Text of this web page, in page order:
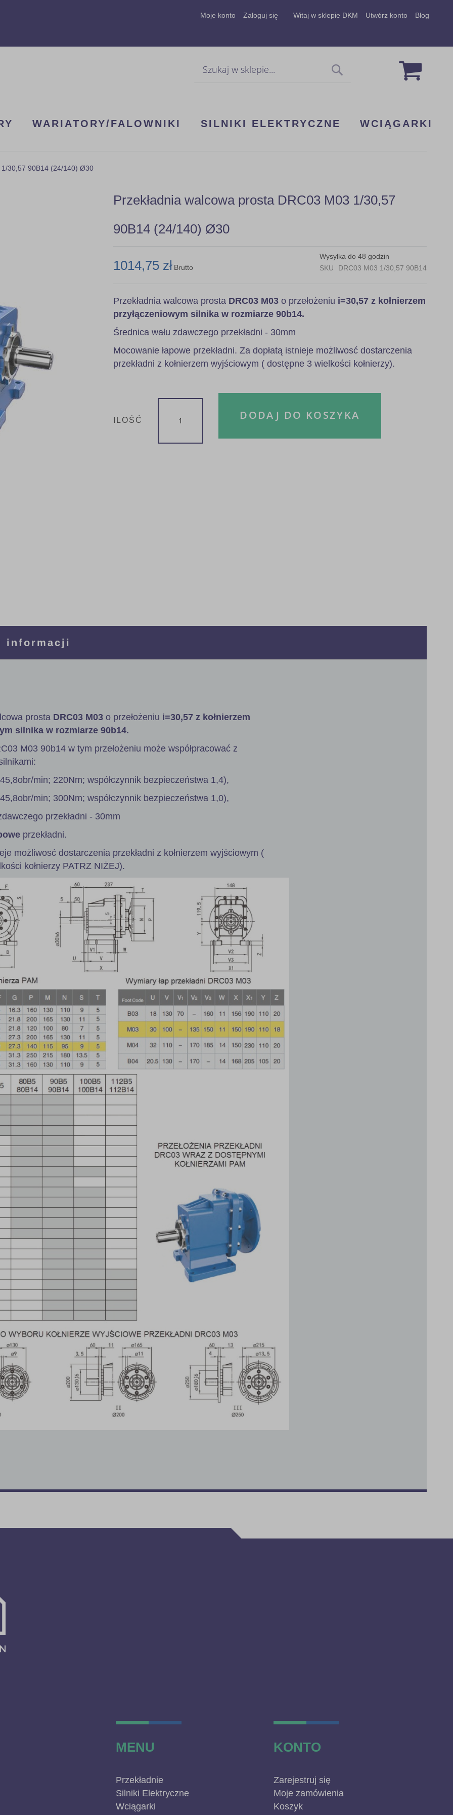
Moje konto Zaloguj się Witaj w sklepie DKM Utwórz konto Blog
Mój
WARIATORY/FALOWNIKI SILNIKI ELEKTRYCZNE WCIĄGARKI
1/30,57 90B14 (24/140) Ø30
Przekładnia walcowa prosta DRC03 M03 1/30,57
90B14 (24/140) Ø30
Wysyłka do 48 godzin
SKU
DRC03 M03 1/30,57 90B14
1014,75 zł Brutto
Przekładnia walcowa prosta DRC03 M03 o przełożeniu i=30,57 z kołnierzem
przyłączeniowym silnika w rozmiarze 90b14.
Średnica wału zdawczego przekładni - 30mm
Mocowanie łapowe przekładni. Za dopłatą istnieje możliwosć dostarczenia
przekładni z kołnierzem wyjściowym ( dostępne 3 wielkości kołnierzy).
ILOŚĆ DODAJ DO KOSZYKA
prosta DRC03 M03o przełożeniu i=30,57 z kołnierzem
silnika w rozmiarze 90b14.
M03 90b14 w tym przełożeniu może współpracować z
min; 220Nm; współczynnik bezpieczeństwa 1,4),
min; 300Nm; współczynnik bezpieczeństwa 1,0),
przekładni - 30mm
przekładni.
możliwosć dostarczenia przekładni z kołnierzem wyjściowym (
kołnierzy PATRZ NIŻEJ).
informacji
MENU
Przekładnie
Silniki Elektryczne
Wciągarki
KONTO
Zarejestruj się
Moje zamówienia
Koszyk